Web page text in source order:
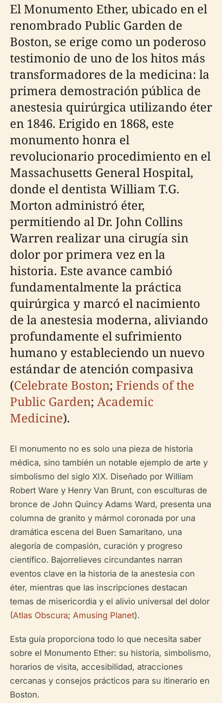
El Monumento Ether, ubicado en el
renombrado Public Garden de
Boston, se erige como un poderoso
testimonio de uno de los hitos más
transformadores de la medicina: la
primera demostración pública de
anestesia quirúrgica utilizando éter
en 1846. Erigido en 1868, este
monumento honra el
revolucionario procedimiento en el
Massachusetts General Hospital,
donde el dentista William T.G.
Morton administró éter,
permitiendo al Dr. John Collins
Warren realizar una cirugía sin
dolor por primera vez en la
historia. Este avance cambió
fundamentalmente la práctica
quirúrgica y marcó el nacimiento
de la anestesia moderna, aliviando
profundamente el sufrimiento
humano y estableciendo un nuevo
estándar de atención compasiva
(Celebrate Boston; Friends of the
Public Garden; Academic
Medicine).
El monumento no es solo una pieza de historia
médica, sino también un notable ejemplo de arte y
simbolismo del siglo XIX. Diseñado por William
Robert Ware y Henry Van Brunt, con esculturas de
bronce de John Quincy Adams Ward, presenta una
columna de granito y mármol coronada por una
dramática escena del Buen Samaritano, una
alegoría de compasión, curación y progreso
científico. Bajorrelieves circundantes narran
eventos clave en la historia de la anestesia con
éter, mientras que las inscripciones destacan
temas de misericordia y el alivio universal del dolor
(Atlas Obscura; Amusing Planet).
Esta guía proporciona todo lo que necesita saber
sobre el Monumento Ether: su historia, simbolismo,
horarios de visita, accesibilidad, atracciones
cercanas y consejos prácticos para su itinerario en
Boston.